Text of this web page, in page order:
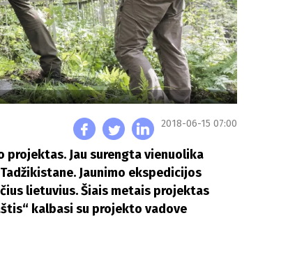
2018-06-15 07:00
Jau surengta vienuolika
Jaunimo ekspedicijos
lietuvius. Šiais metais projektas
kalbasi su projekto vadove